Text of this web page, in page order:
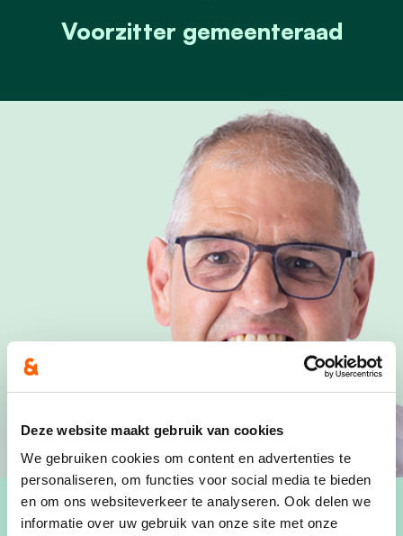
Deze website maakt gebruik van cookies
We gebruiken cookies om content en advertenties te
personaliseren, om functies voor social media te bieden
en om ons websiteverkeer te analyseren. Ook delen we
informatie over uw gebruik van onze site met onze
Voorzitter gemeenteraad